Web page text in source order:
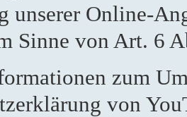
unserer Online-
Sinne von Art. 6
zum
von